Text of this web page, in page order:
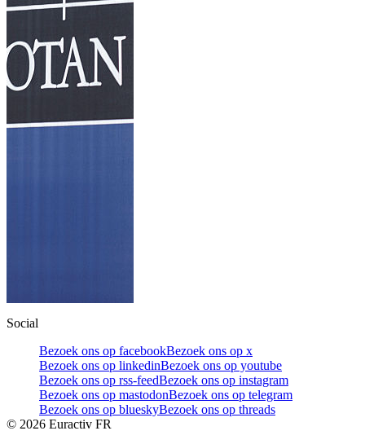
Social
Bezoek ons op facebookBezoek ons op x
Bezoek ons op linkedinBezoek ons op youtube
Bezoek ons op rss-feedBezoek ons op instagram
Bezoek ons op mastodonBezoek ons op telegram
Bezoek ons op blueskyBezoek ons op threads
© 2026 Euractiv FR